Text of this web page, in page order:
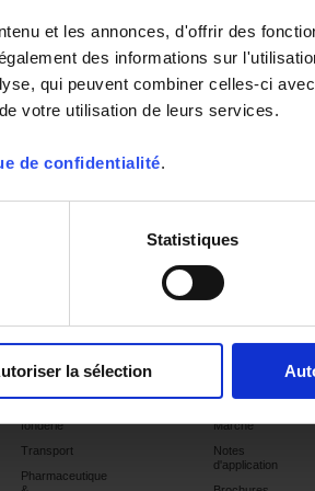
et les annonces, d'offrir des
des informations sur
qui peuvent combiner celles-ci
votre utilisation de leurs services.
de confidentialité.
Statistiques
la sélection
Chimie &
fonderie
Transport
Pharmaceutique
Publications
Catalogues
Marché
Notes
d'application